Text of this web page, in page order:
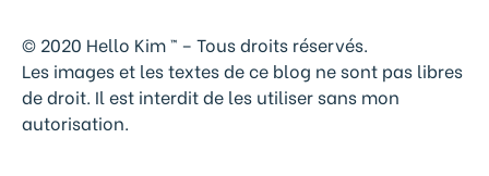
© 2020 Hello Kim ™ – Tous droits réservés.
Les images et les textes de ce blog ne sont pas libres
de droit. Il est interdit de les utiliser sans mon
autorisation.